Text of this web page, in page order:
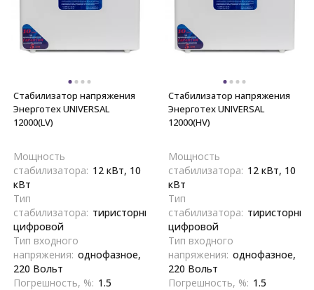
Стабилизатор напряжения
Энерготех UNIVERSAL
12000(LV)
Мощность
стабилизатора: 12 кВт, 10
кВт
Тип
стабилизатора: тиристорный,
цифровой
Тип входного
напряжения: однофазное,
220 Вольт
Погрешность, %: 1.5
Стабилизатор напряжения
Энерготех UNIVERSAL
12000(HV)
Мощность
стабилизатора: 12 кВт, 10
кВт
Тип
стабилизатора:
цифровой
Тип входного
напряжения: однофазное,
220 Вольт
Погрешность, %: 1.5